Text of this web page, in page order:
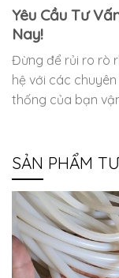
Yêu Cầu Tư
Nay!
Đừng để rủi ro rò
hệ với các
thống của bạn
SẢN PHẨM